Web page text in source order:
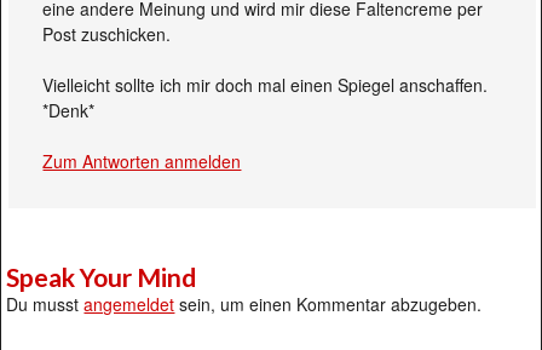
eine andere Meinung und wird mir diese Faltencreme per
Post zuschicken.
Vielleicht sollte ich mir doch mal einen Spiegel anschaffen.
*Denk*
Zum Antworten anmelden
Speak Your Mind
Du musstangemeldet sein, um einen Kommentar abzugeben.